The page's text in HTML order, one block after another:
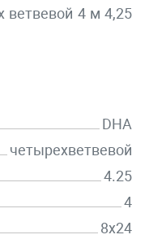
ветвевой 4 м 4,25
DHA
четырехветвевой
4.25
4
8х24